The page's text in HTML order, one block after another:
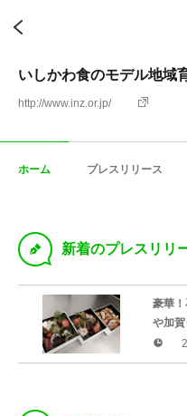
いしかわ食のモデル地域
http://www.inz.or.jp/
ホーム プレスリリース
D 新着のプレスリリ
豪華
や加
詰め
ます。